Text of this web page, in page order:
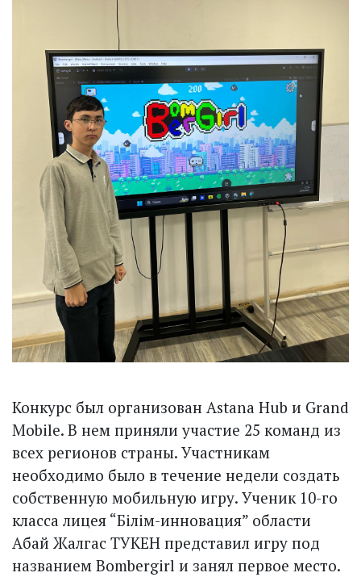
Конкурс был организован Astana Hub и Grand
Mobile. В нем приняли участие 25 команд из
всех регионов страны. Участникам
необходимо было в течение недели создать
собственную мобильную игру. Ученик 10-го
класса лицея “Білім-инновация” области
Абай Жалгас ТУКЕН представил игру под
названием Bombergirl и занял первое место.